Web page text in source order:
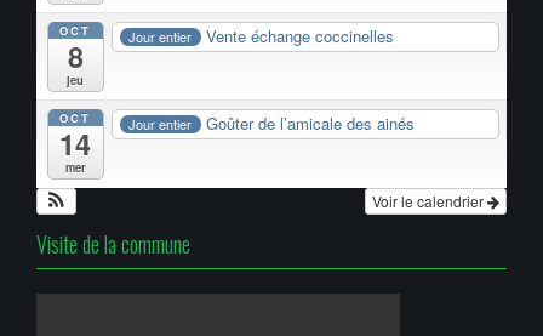
OCT
8
jeu
Jour entier Vente échange coccinelles
OCT
14
mer
Jour entier Goûter de l’amicale des ainés
Voir le calendrier
Visite de la commune